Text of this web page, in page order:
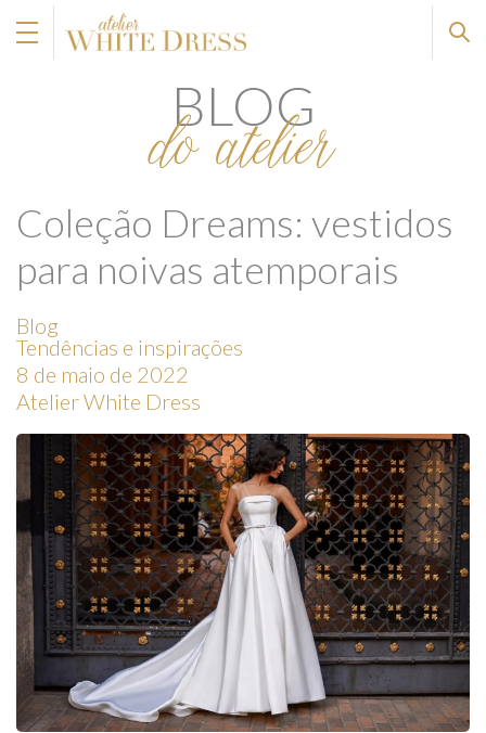
BLOG
do atelier
Coleção Dreams: vestidos
para noivas atemporais
Blog
Tendências e inspirações
8 de maio de 2022
Atelier White Dress